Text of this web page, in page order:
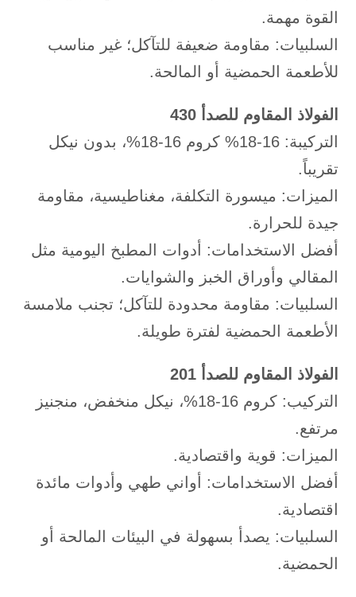
القوة مهمة.
السلبيات: مقاومة ضعيفة للتآكل؛ غير مناسب
للأطعمة الحمضية أو المالحة.
الفولاذ المقاوم للصدأ 430
التركيبة: 16-18% كروم 16-18%، بدون نيكل
تقريباً.
الميزات: ميسورة التكلفة، مغناطيسية، مقاومة
جيدة للحرارة.
أفضل الاستخدامات: أدوات المطبخ اليومية مثل
المقالي وأوراق الخبز والشوايات.
السلبيات: مقاومة محدودة للتآكل؛ تجنب ملامسة
الأطعمة الحمضية لفترة طويلة.
الفولاذ المقاوم للصدأ 201
التركيب: كروم 16-18%، نيكل منخفض، منجنيز
مرتفع.
الميزات: قوية واقتصادية.
أفضل الاستخدامات: أواني طهي وأدوات مائدة
اقتصادية.
السلبيات: يصدأ بسهولة في البيئات المالحة أو
الحمضية.